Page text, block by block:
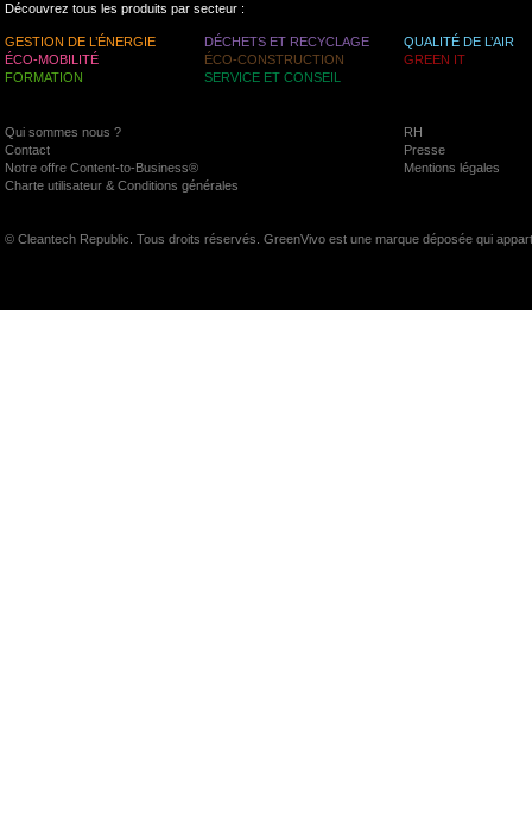
Découvrez tous les produits par secteur :
GESTION DE L’ÉNERGIE DÉCHETS ET RECYCLAGE
QUALITÉ DE L’AIR
ÉCO-MOBILITÉ
ÉCO-CONSTRUCTION
GREEN IT
FORMATION
SERVICE ET CONSEIL
Qui sommes nous ?
RH
Contact
Presse
Notre offre Content-to-Business®
Mentions légales
Charte utilisateur & Conditions générales
© Cleantech Republic. Tous droits réservés. GreenVivo est une marque déposée qui